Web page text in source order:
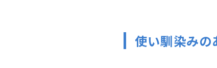
使い馴染みの